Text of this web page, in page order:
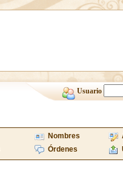
Usuario
Nombres
Órdenes